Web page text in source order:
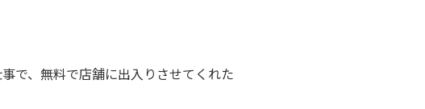
で、無料で店舗に出入りさせてくれた